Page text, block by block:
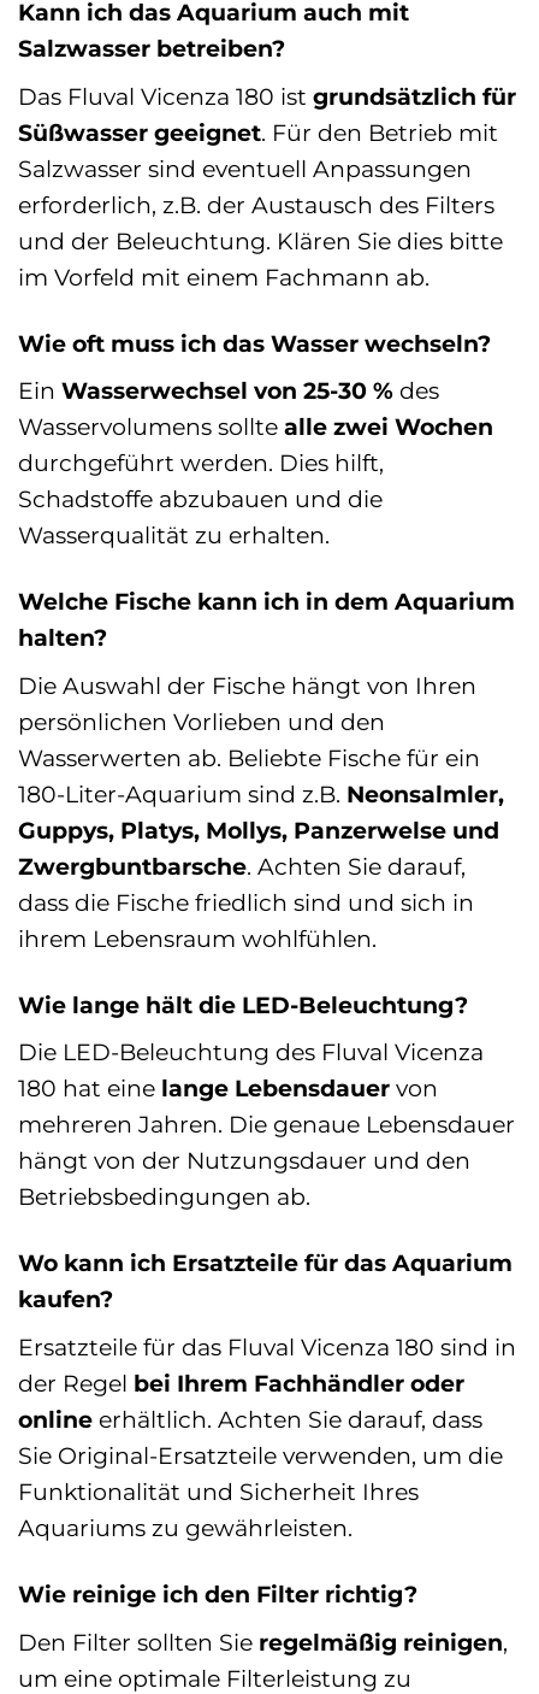
Kann ich das Aquarium auch mit
Salzwasser betreiben?
Das Fluval Vicenza 180 ist grundsätzlich für
Süßwasser geeignet. Für den Betrieb mit
Salzwasser sind eventuell Anpassungen
erforderlich, z.B. der Austausch des Filters
und der Beleuchtung. Klären Sie dies bitte
im Vorfeld mit einem Fachmann ab.
Wie oft muss ich das Wasser wechseln?
Ein Wasserwechsel von 25-30 % des
Wasservolumens sollte alle zwei Wochen
durchgeführt werden. Dies hilft,
Schadstoffe abzubauen und die
Wasserqualität zu erhalten.
Welche Fische kann ich in dem Aquarium
halten?
Die Auswahl der Fische hängt von Ihren
persönlichen Vorlieben und den
Wasserwerten ab. Beliebte Fische für ein
180-Liter-Aquarium sind z.B. Neonsalmler,
Guppys, Platys, Mollys, Panzerwelse und
Zwergbuntbarsche. Achten Sie darauf,
dass die Fische friedlich sind und sich in
ihrem Lebensraum wohlfühlen.
Wie lange hält die LED-Beleuchtung?
Die LED-Beleuchtung des Fluval Vicenza
180 hat eine lange Lebensdauer von
mehreren Jahren. Die genaue Lebensdauer
hängt von der Nutzungsdauer und den
Betriebsbedingungen ab.
Wo kann ich Ersatzteile für das Aquarium
kaufen?
Ersatzteile für das Fluval Vicenza 180 sind in
der Regel bei Ihrem Fachhändler oder
online erhältlich. Achten Sie darauf, dass
Sie Original-Ersatzteile verwenden, um die
Funktionalität und Sicherheit Ihres
Aquariums zu gewährleisten.
Wie reinige ich den Filter richtig?
Den Filter sollten Sie regelmäßig reinigen,
um eine optimale Filterleistung zu